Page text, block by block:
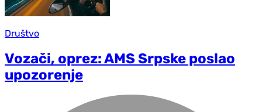
Društvo
Vozači, oprez: AMS Srpske poslao
upozorenje